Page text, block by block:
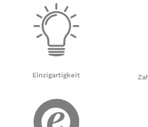
Einzigartigkeit